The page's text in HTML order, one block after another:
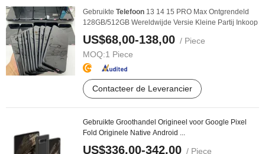
Gebruikte Telefoon 13 14 15 PRO Max Ontgrendeld
128GB/512GB Wereldwijde Versie Kleine Partij Inkoop
US$68,00-138,00 / Piece
MOQ:1 Piece
Contacteer de Leverancier
Gebruikte Groothandel Origineel voor Google Pixel
Fold Originele Native Android ...
US$336,00-342,00 / Piece